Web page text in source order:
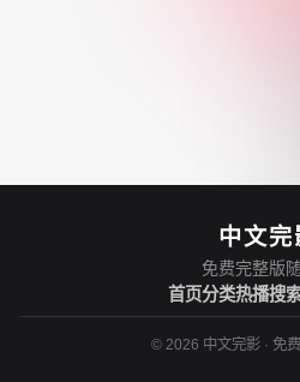
中文完
免费完整版
首页分类热播搜
© 2026 中文完影· 免